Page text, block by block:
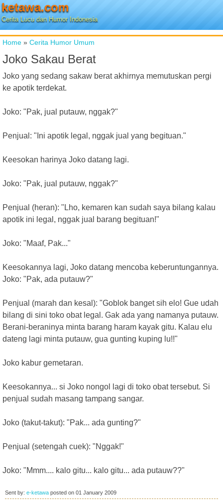
ketawa.com
Cerita Lucu dan Humor Indonesia
Home » Cerita Humor Umum
Joko Sakau Berat
Joko yang sedang sakaw berat akhirnya memutuskan pergi
ke apotik terdekat.
Joko: "Pak, jual putauw, nggak?"
Penjual: "Ini apotik legal, nggak jual yang begituan."
Keesokan harinya Joko datang lagi.
Joko: "Pak, jual putauw, nggak?"
Penjual (heran): "Lho, kemaren kan sudah saya bilang kalau
apotik ini legal, nggak jual barang begituan!"
Joko: "Maaf, Pak..."
Keesokannya lagi, Joko datang mencoba keberuntungannya.
Joko: "Pak, ada putauw?"
Penjual (marah dan kesal): "Goblok banget sih elo! Gue udah
bilang di sini toko obat legal. Gak ada yang namanya putauw.
Berani-beraninya minta barang haram kayak gitu. Kalau elu
dateng lagi minta putauw, gua gunting kuping lu!!"
Joko kabur gemetaran.
Keesokannya... si Joko nongol lagi di toko obat tersebut. Si
penjual sudah masang tampang sangar.
Joko (takut-takut): "Pak... ada gunting?"
Penjual (setengah cuek): "Nggak!"
Joko: "Mmm.... kalo gitu... kalo gitu... ada putauw??"
Sent by: e-ketawa posted on 01 January 2009